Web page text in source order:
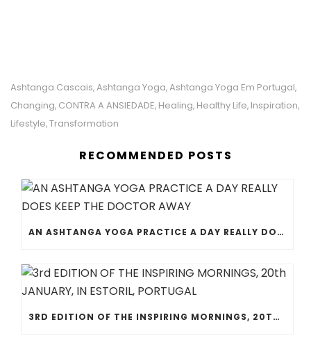
Ashtanga Cascais,Ashtanga Yoga,Ashtanga Yoga Em Portugal,
Changing, CONTRA A ANSIEDADE, Healing, Healthy Life, Inspiration,
Lifestyle,Transformation
RECOMMENDED POSTS
AN ASHTANGA YOGA PRACTICE A DAY REALLY DOES KEEP THE DOCTOR AWAY
3RD EDITION OF THE INSPIRING MORNINGS, 20TH JANUARY, IN ESTORIL, PORTUGAL